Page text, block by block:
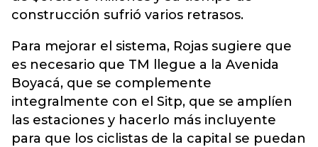
construcción sufrió varios retrasos.
Para mejorar el sistema, Rojas sugiere que
es necesario que TM llegue a la Avenida
Boyacá, que se complemente
integralmente con el Sitp, que se amplíen
las estaciones y hacerlo más incluyente
para que los ciclistas de la capital se puedan